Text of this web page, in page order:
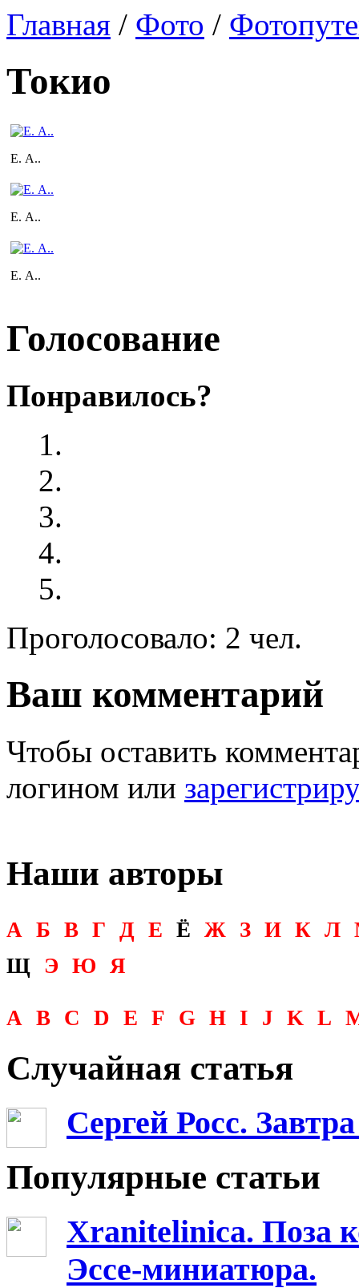
Главная / Фото /
Токио
Е. А..
Е. А..
Е. А..
Голосование
Понравилось?
Проголосовало: 2 чел.
Ваш комментарий
Чтобы оставить
логином или
Наши авторы
А Б В Г Д Е Ё Ж З И К Л
Щ Э Ю Я
A B C D E F G H I J K L
Случайная статья
Сергей Росс.
Популярные статьи
Xranitelinica. Поза
Эссе-миниатюра.